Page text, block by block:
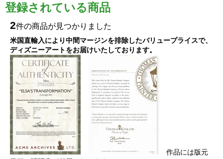
登録されている商品
2件の商品が見つかりました
米国直輸入により中間マージンを排除したバリュープライスで、
ディズニーアートをお届けいたしております。
作品には版元